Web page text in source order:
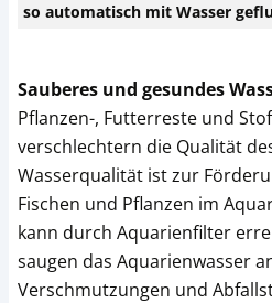
so automatisch mit Wasser
Sauberes und gesundes
Pflanzen-, Futterreste und
verschlechtern die Qualität
Wasserqualität ist zur
Fischen und Pflanzen im
kann durch Aquarienfilter
saugen das Aquarienwasser
Verschmutzungen und